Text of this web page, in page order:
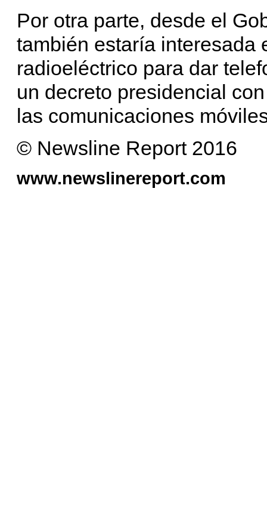
Por otra parte, desde el
también estaría interesada
radioeléctrico para dar
un decreto presidencial
las comunicaciones
© Newsline Report 2016
www.newslinereport.com